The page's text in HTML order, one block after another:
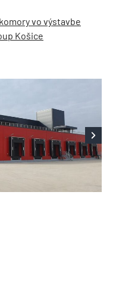
vo výstavbe
Košice